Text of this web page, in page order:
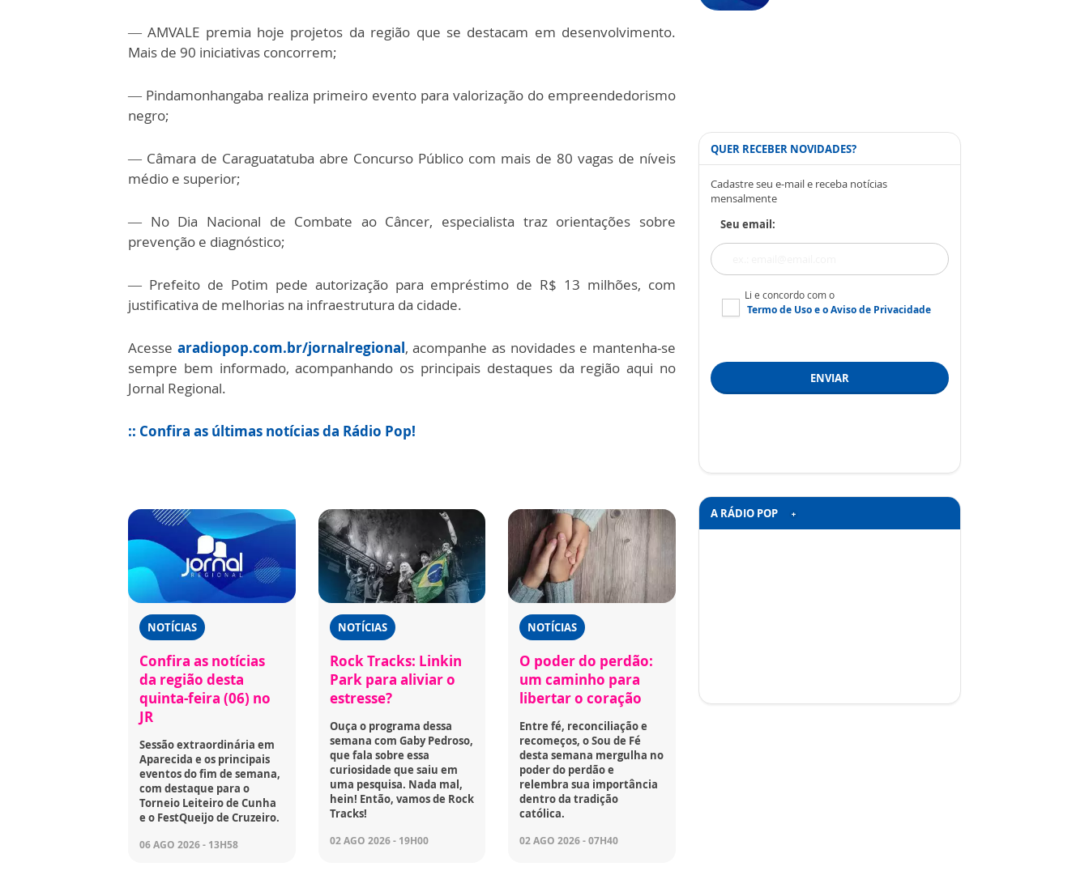
— AMVALE premia hoje projetos da região que se destacam em desenvolvimento.
Mais de 90 iniciativas concorrem;
— Pindamonhangaba realiza primeiro evento para valorização do empreendedorismo
negro;
— Câmara de Caraguatatuba abre Concurso Público com mais de 80 vagas de níveis
médio e superior;
— No Dia Nacional de Combate ao Câncer, especialista traz orientações sobre
prevenção e diagnóstico;
— Prefeito de Potim pede autorização para empréstimo de R$ 13 milhões, com
justificativa de melhorias na infraestrutura da cidade.
Acesse aradiopop.com.br/jornalregional, acompanhe as novidades e mantenha-se
sempre bem informado, acompanhando os principais destaques da região aqui no
Jornal Regional.
:: Confira as últimas notícias da Rádio Pop!
NOTÍCIAS
Confira as notícias
da região desta
quinta-feira (06) no
JR
Sessão extraordinária em
Aparecida e os principais
eventos do fim de semana,
com destaque para o
Torneio Leiteiro de Cunha
e o FestQueijo de Cruzeiro.
06 AGO 2026 - 13H58
NOTÍCIAS
Rock Tracks: Linkin
Park para aliviar o
estresse?
Ouça o programa dessa
semana com Gaby Pedroso,
que fala sobre essa
curiosidade que saiu em
uma pesquisa. Nada mal,
hein! Então, vamos de Rock
Tracks!
02 AGO 2026 - 19H00
NOTÍCIAS
O poder do perdão:
um caminho para
libertar o coração
Entre fé, reconciliação e
recomeços, o Sou de Fé
desta semana mergulha no
poder do perdão e
relembra sua importância
dentro da tradição
católica.
02 AGO 2026 - 07H40
QUER RECEBER NOVIDADES?
Cadastre seu e-mail e receba notícias
mensalmente
Seu email:
Li e concordo com o
Termo de Usoe oAviso de Privacidade
ENVIAR
A RÁDIO POP